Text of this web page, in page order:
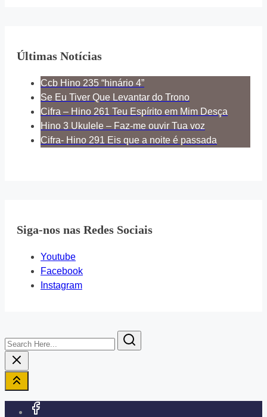
Últimas Notícias
Ccb Hino 235 “hinário 4”
Se Eu Tiver Que Levantar do Trono
Cifra – Hino 261 Teu Espírito em Mim Desça
Hino 3 Ukulele – Faz-me ouvir Tua voz
Cifra- Hino 291 Eis que a noite é passada
Siga-nos nas Redes Sociais
Youtube
Facebook
Instagram
Search
Here...